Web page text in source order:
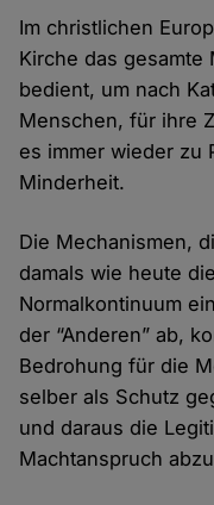
Im christlichen
Kirche das
bedient, um nach
Menschen, für ihre
es immer wieder zu
Minderheit.
Die Mechanismen,
damals wie heute
Normalkontinuum
der “Anderen” ab,
Bedrohung für die
selber als Schutz
und daraus die
Machtanspruch